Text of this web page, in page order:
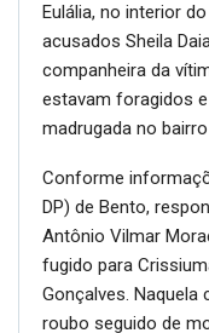
Eulália, no interior
acusados Sheila
companheira da
estavam foragidos
madrugada no
Conforme
DP) de Bento,
Antônio Vilmar
fugido para
Gonçalves.
roubo seguido de